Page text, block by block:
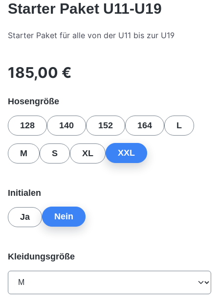
Starter Paket U11-U19
Starter Paket für alle von der U11 bis zur U19
Regulärer Preis:
185,00 €
Hosengrößeauswählen
128 140 152 164 L
M S XL XXL
Initialen
Ja Nein
Kleidungsgrößeauswählen